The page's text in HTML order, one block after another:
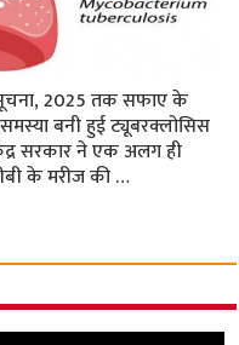
2025 तक सफाए के
बनी हुई ट्यूबरक्लोसिस
सरकार ने एक अलग ही
के मरीज की …